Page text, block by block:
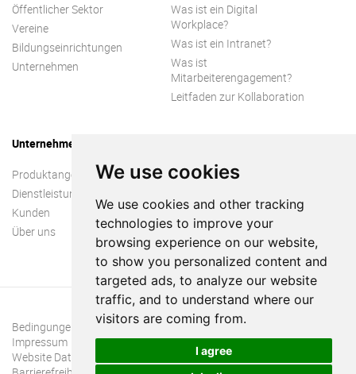
We use cookies
We use cookies and other tracking
technologies to improve your
browsing experience on our website,
to show you personalized content and
targeted ads, to analyze our website
traffic, and to understand where our
visitors are coming from.
I agree
Öffentlicher Sektor
Vereine
Bildungseinrichtungen
Unternehmen
Was ist ein Digital
Workplace?
Was ist ein Intranet?
Was ist
Mitarbeiterengagement?
Leitfaden zur Kollaboration
Unternehmen
Produktangebot
Dienstleistungen
Kunden
Über uns
Bedingungen und Konditionen
Impressum
Website Datenschutzrichtlinie